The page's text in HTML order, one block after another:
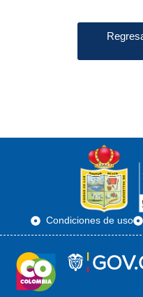
Condiciones de uso